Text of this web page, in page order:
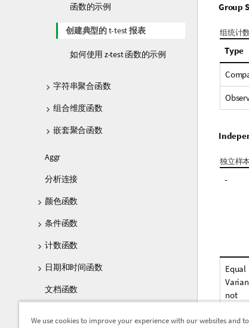
函数的示例
创建典型的 t-test 报表
如何使用 z-test 函数的示例
字符串聚合函数
组合维度函数
嵌套聚合函数
Aggr
分析连接
颜色函数
条件函数
计数函数
日期和时间函数
文档函数
Group
组统计
Type
独立样
-
Equal
not
We use cookies to improve your experience with our websites and